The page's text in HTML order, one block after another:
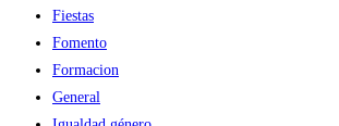
Fiestas
Fomento
Formacion
General